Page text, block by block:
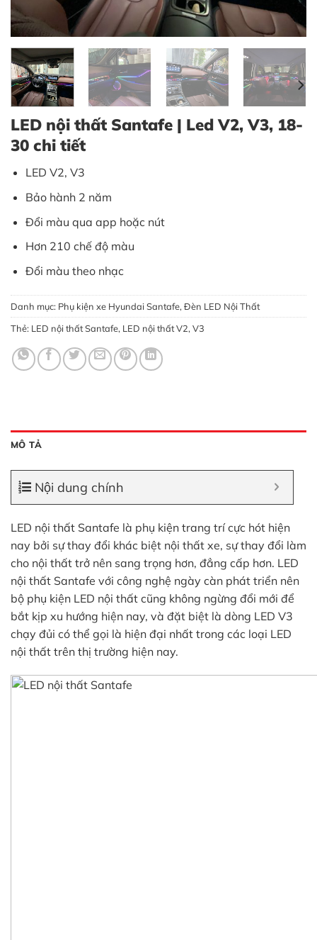
LED nội thất Santafe | Led V2, V3, 18-
30 chi tiết
LED V2, V3
Bảo hành 2 năm
Đổi màu qua app hoặc nút
Hơn 210 chế độ màu
Đổi màu theo nhạc
Danh mục: Phụ kiện xe Hyundai Santafe, Đèn LED Nội Thất
Thẻ: LED nội thất Santafe, LED nội thất V2, V3
MÔ TẢ
Nội dung chính
LED nội thất Santafe là phụ kiện trang trí cực hót hiện
nay bởi sự thay đổi khác biệt nội thất xe, sự thay đổi làm
cho nội thất trở nên sang trọng hơn, đẳng cấp hơn. LED
nội thất Santafe với công nghệ ngày càn phát triển nên
bộ phụ kiện LED nội thất cũng không ngừng đổi mới để
bắt kịp xu hướng hiện nay, và đặt biệt là dòng LED V3
chạy đủi có thể gọi là hiện đại nhất trong các loại LED
nội thất trên thị trường hiện nay.